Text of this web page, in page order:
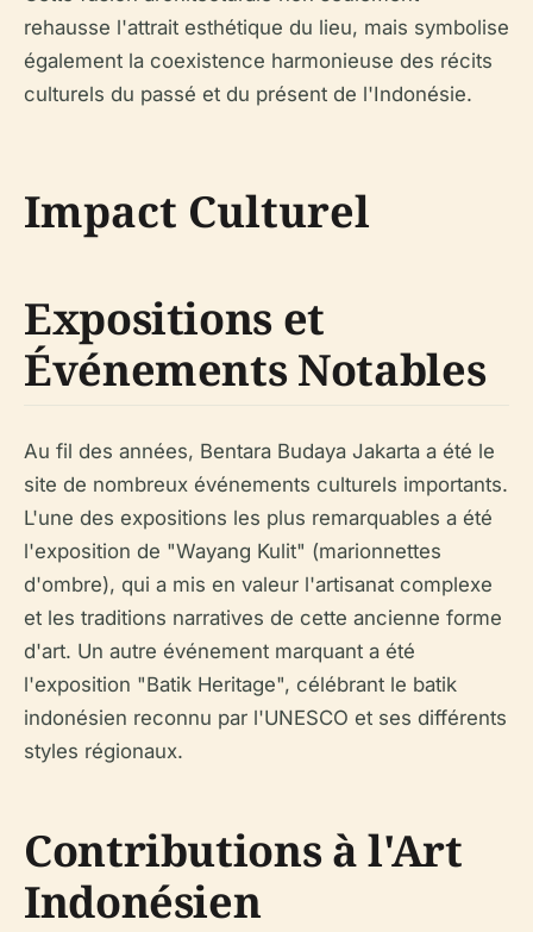
rehausse l'attrait esthétique du lieu, mais symbolise
également la coexistence harmonieuse des récits
culturels du passé et du présent de l'Indonésie.
Impact Culturel
Expositions et
Événements Notables
Au fil des années, Bentara Budaya Jakarta a été le
site de nombreux événements culturels importants.
L'une des expositions les plus remarquables a été
l'exposition de "Wayang Kulit" (marionnettes
d'ombre), qui a mis en valeur l'artisanat complexe
et les traditions narratives de cette ancienne forme
d'art. Un autre événement marquant a été
l'exposition "Batik Heritage", célébrant le batik
indonésien reconnu par l'UNESCO et ses différents
styles régionaux.
Contributions à l'Art
Indonésien